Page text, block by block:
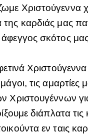
Χριστούγεννα
καρδιάς μας
σκότος
τις αμαρτίες
Χριστουγέννων
διάπλατα
εν ταις